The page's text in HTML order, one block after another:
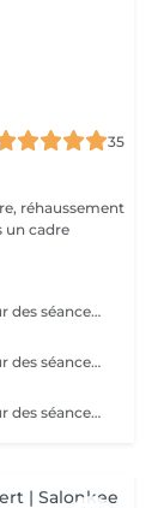
35
réhaussement
ABONNEMENT : 5 achetées = 1 OFFERTE* *pour des séances de même durée.
ABONNEMENT : 5 achetées = 1 OFFERTE* *pour des séances de même durée.
ABONNEMENT : 5 achetées = 1 OFFERTE* *pour des séances de même durée.